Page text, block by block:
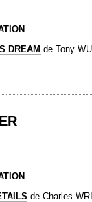
DREAM de Tony WU
de Charles